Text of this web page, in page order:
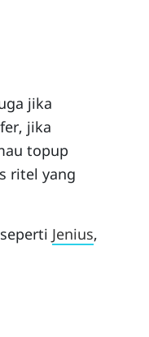
jika
jika
topup
ritel yang
Jenius,